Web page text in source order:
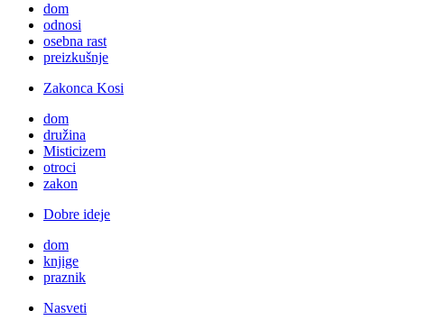
dom
odnosi
osebna rast
preizkušnje
Zakonca Kosi
dom
družina
Misticizem
otroci
zakon
Dobre ideje
dom
knjige
praznik
Nasveti